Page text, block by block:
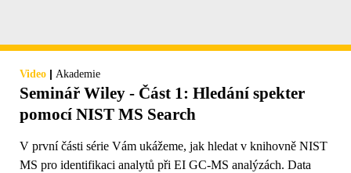
Video | Akademie
Seminář Wiley - Část 1: Hledání spekter
pomocí NIST MS Search
V první části série Vám ukážeme, jak hledat v knihovně NIST
MS pro identifikaci analytů při EI GC-MS analýzách. Data